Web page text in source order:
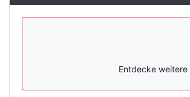
Entdecke weitere